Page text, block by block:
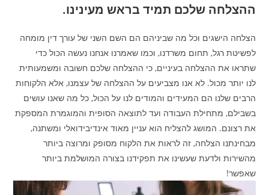
ההצלחה שלכם תמיד בראש מעינינו.
הצלחה הישגים וכל מה שביניהם הם השם השני של עורך דין מומחה
לפשיטת רגל, תחום משרדנו, וכמו שאמרנו אנחנו נעשה הכול כדי
שתראו את ההצלחה בעיניים, כי ההצלחה שלכם חשובה ומשמעותית
לנו יותר מכול. לא אנו מצביעים על ההצלחה של עצמנו, אלא הלקוחות
הרבים שלנו הם המעידים והמודים לנו על הכול, כל מה שאנו עושים
בשבילם, מתחילת העבודה ועד לתוצאה הסופית והמוגמרת המספקת
את רצונם. המושג להצליח הוא עניין מאוד אינדיבידואלי ומשתנה,
מבחינתנו הצלחה, זה לראות את הלקוח מסופק ומרוצה ביותר
מהשירות ולדעת שעשינו את תפקידנו בצורה המושלמת ביותר
שאפשר!